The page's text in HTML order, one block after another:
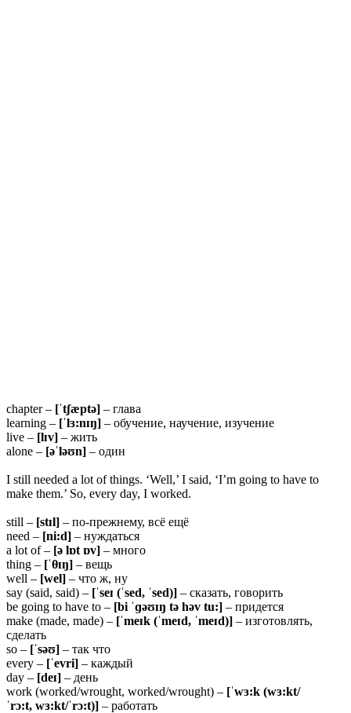
chapter – [ˈtʃæptə] – глава
learning – [ˈlɜ:nɪŋ] – обучение, научение, изучение
live – [lɪv] – жить
alone – [əˈləʊn] – один
I still needed a lot of things. ‘Well,’ I said, ‘I’m going to have to
make them.’ So, every day, I worked.
still – [stɪl] – по-прежнему, всё ещё
need – [ni:d] – нуждаться
a lot of – [ə lɒt ɒv] – много
thing – [ˈθɪŋ] – вещь
well – [wel] – что ж, ну
say (said, said) – [ˈseɪ (ˈsed, ˈsed)] – сказать, говорить
be going to have to – [bi ˈɡəʊɪŋ tə həv tu:] – придется
make (made, made) – [ˈmeɪk (ˈmeɪd, ˈmeɪd)] – изготовлять,
сделать
so – [ˈsəʊ] – так что
every – [ˈevri] – каждый
day – [deɪ] – день
work (worked/wrought, worked/wrought) – [ˈwɜ:k (wɜ:kt/
ˈrɔ:t, wɜ:kt/ˈrɔ:t)] – работать